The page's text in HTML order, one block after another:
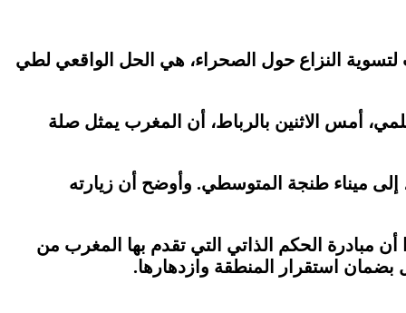
لتسوية النزاع حول الصحراء، هي الحل الواقعي لطي
أمس الاثنين بالرباط، أن المغرب يمثل صلة
إلى ميناء طنجة المتوسطي. وأوضح أن زيارته
مبادرة الحكم الذاتي التي تقدم بها المغرب من
بضمان استقرار المنطقة وازدهارها.